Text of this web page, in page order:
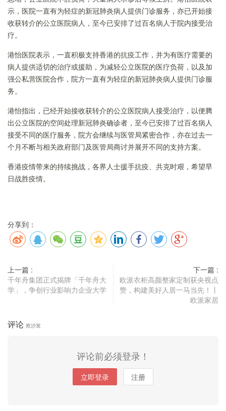
示，医院一直有为轻症的新冠肺炎病人提供门诊服务，亦已开始接
收获转介的公立医院病人，至今已安排了过百名病人于院内接受治
疗。
港怡医院表示，一直积极支持香港的抗疫工作，并为有医疗需要的
病人提供适切的治疗或援助，为减轻公立医院的医疗负荷，以及加
强公私营医院合作，院方一直有为轻症的新冠肺炎病人提供门诊服
务。
港怡指出，已经开始接收获转介的公立医院病人接受治疗，以便腾
出公立医院的空间处理新冠肺炎确诊者，至今已安排了过百名病人
接受不同的医疗服务，院方会继续与医管局紧密合作，亦在过去一
个月不断与相关政府部门及医管局商讨并展开不同的支持方案。
香港疫情带来的持续挑战，各界人士援手抗疫、共克时艰，希望早
日战胜疫情。
分享到：
上一篇 :
千年舟集团正式揭牌「千年舟大
学」，争创行业影响力企业大学
下一篇 :
欧派衣柜高颜整家定制获央视点
赞，构建美好人居一马当先！丨
欧派家居
评论 抢沙发
评论前必须登录！
立即登录 注册